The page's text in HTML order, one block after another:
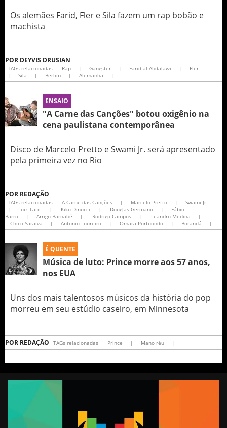
Os alemães Farid, Fler e Sila fazem um rap bobão e
machista
POR DEYVIS DRUSIAN
TAGs relacionadas Rap | Gangster | Farid al-Abdalawi |
Fler
|
Sila | Berlim | Alemanha |
ENSAIO
"A Carne das Canções" botou oxigênio na
cena paulistana contemporânea
Disco de Marcelo Pretto e Swami Jr. será apresentado
pela primeira vez no Rio
POR REDAÇÃO
TAGs relacionadas A Carne das Canções | Marcelo Pretto |
Swami Jr.
|
Luiz Tatit | Kiko Dinucci | Douglas Germano |
Fábio
Barro
| Arrigo Barnabé | Rodrigo Campos | Leandro Medina
|
Chico Saraiva
| Antonio Loureiro | Omara Portuondo | Borandá |
É QUENTE
Música de luto: Prince morre aos 57 anos,
nos EUA
Uns dos mais talentosos músicos da história do pop
morreu em seu estúdio caseiro, em Minnesota
POR REDAÇÃO TAGs relacionadas Prince | Mano réu |